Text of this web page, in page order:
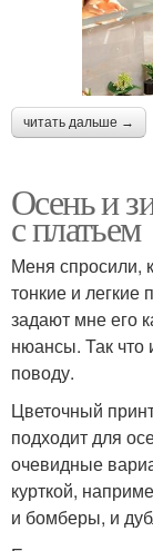
читать дальше →
Осень и
с платьем
Меня спросили,
тонкие и легкие
задают мне его
нюансы. Так что
поводу.
Цветочный
подходит для
очевидные
курткой,
и бомберы, и